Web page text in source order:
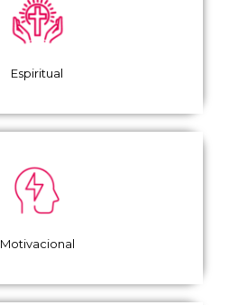
Espiritual
Motivacional